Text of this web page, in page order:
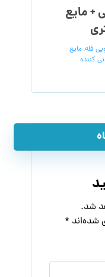
+ مایع
فله,مایع
کننده
شد.
شده‌اند *